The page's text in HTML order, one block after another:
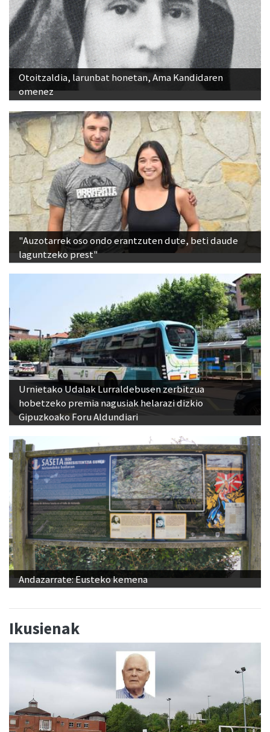
Otoitzaldia, larunbat honetan, Ama Kandidaren
omenez
"Auzotarrek oso ondo erantzuten dute, beti daude
laguntzeko prest"
Urnietako Udalak Lurraldebusen zerbitzua
hobetzeko premia nagusiak helarazi dizkio
Gipuzkoako Foru Aldundiari
Andazarrate: Eusteko kemena
Ikusienak